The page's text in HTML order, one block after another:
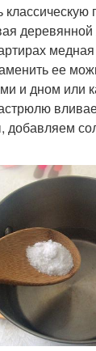
медная
ее
и дном или
добавляем